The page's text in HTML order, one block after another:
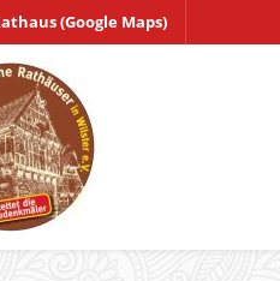
(Google Maps)